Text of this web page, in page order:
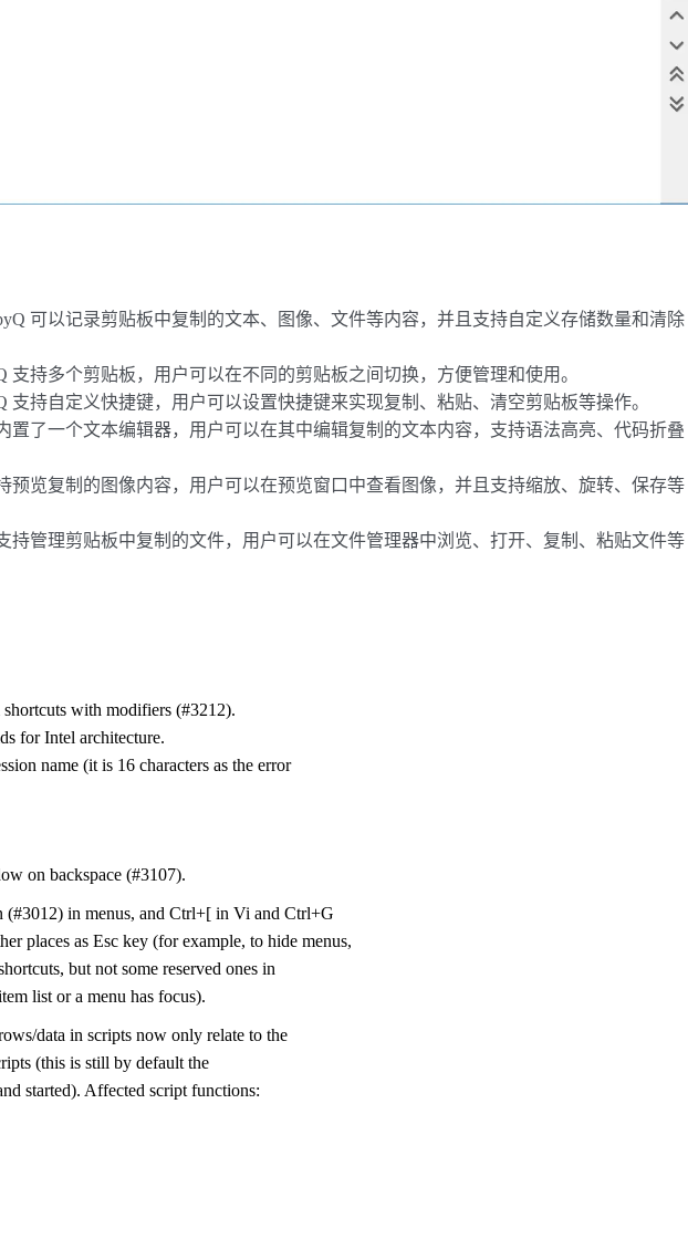
可以记录剪贴板中复制的文本、图像、文件等内容，并且支持自定义存储数量和清除
支持多个剪贴板，用户可以在不同的剪贴板之间切换，方便管理和使用。
支持自定义快捷键，用户可以设置快捷键来实现复制、粘贴、清空剪贴板等操作。
置了一个文本编辑器，用户可以在其中编辑复制的文本内容，支持语法高亮、代码折叠
预览复制的图像内容，用户可以在预览窗口中查看图像，并且支持缩放、旋转、保存等
持管理剪贴板中复制的文件，用户可以在文件管理器中浏览、打开、复制、粘贴文件等
with modifiers (#3212).
for Intel architecture.
name (it is 16 characters as the error
on backspace (#3107).
(#3012) in menus, and Ctrl+[ in Vi and Ctrl+G
places as Esc key (for example, to hide menus,
but not some reserved ones in
list or a menu has focus).
data in scripts now only relate to the
(this is still by default the
started). Affected script functions: